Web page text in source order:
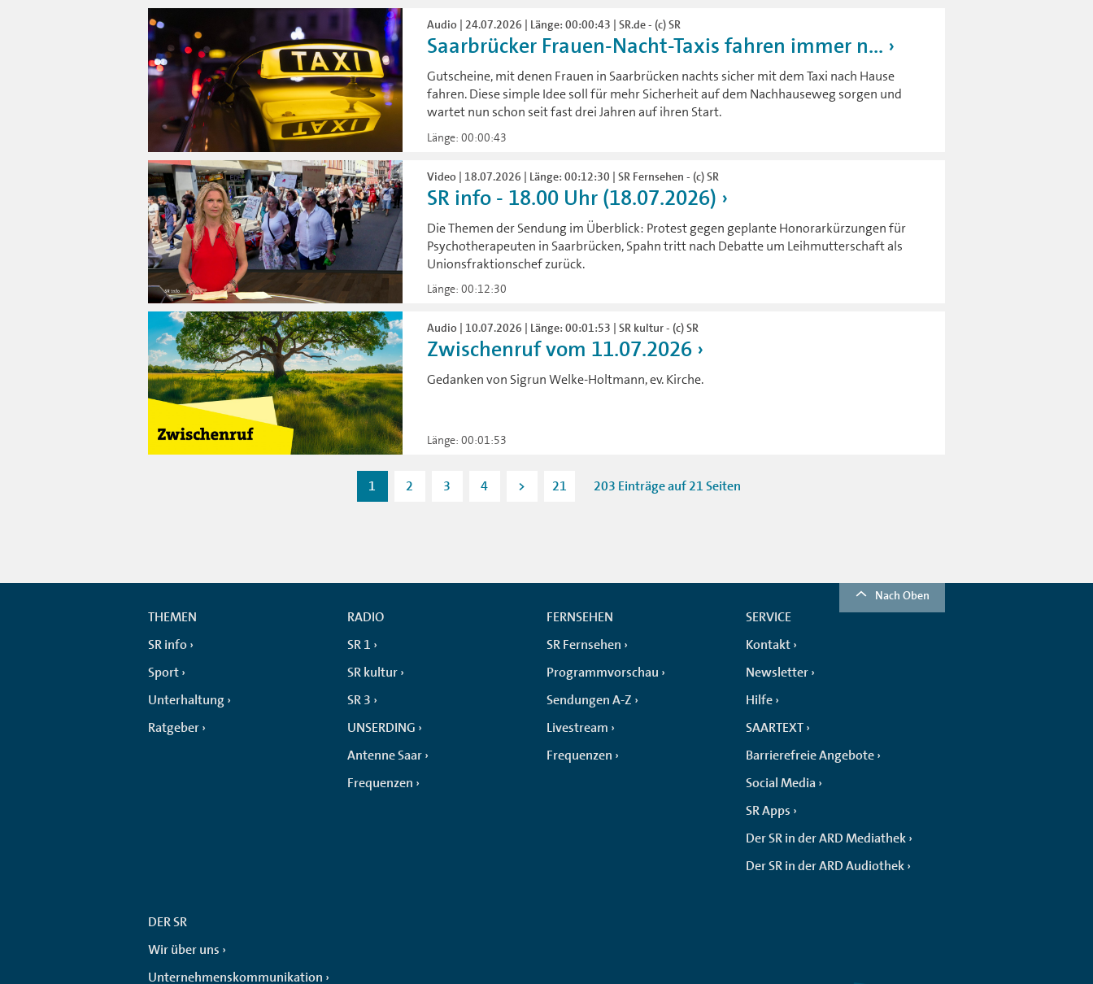
Audio | 24.07.2026 | Länge: 00:00:43 | SR.de - (c) SR
Saarbrücker Frauen-Nacht-Taxis fahren immer n...
Gutscheine, mit denen Frauen in Saarbrücken nachts sicher mit dem Taxi nach Hause
fahren. Diese simple Idee soll für mehr Sicherheit auf dem Nachhauseweg sorgen und
wartet nun schon seit fast drei Jahren auf ihren Start.
Länge: 00:00:43
Video | 18.07.2026 | Länge: 00:12:30 | SR Fernsehen - (c) SR
SR info - 18.00 Uhr (18.07.2026)
Die Themen der Sendung im Überblick: Protest gegen geplante Honorarkürzungen für
Psychotherapeuten in Saarbrücken, Spahn tritt nach Debatte um Leihmutterschaft als
Unionsfraktionschef zurück.
Länge: 00:12:30
Audio | 10.07.2026 | Länge: 00:01:53 | SR kultur - (c) SR
Zwischenruf vom 11.07.2026
Gedanken von Sigrun Welke-Holtmann, ev. Kirche.
Länge: 00:01:53
1 2 3 4 > 21 203 Einträge auf 21 Seiten
Nach Oben
THEMEN
SR info
Sport
Unterhaltung
Ratgeber
RADIO
SR 1
SR kultur
SR 3
UNSERDING
Antenne Saar
Frequenzen
FERNSEHEN
SR Fernsehen
Programmvorschau
Sendungen A-Z
Livestream
Frequenzen
SERVICE
Kontakt
Newsletter
Hilfe
SAARTEXT
Barrierefreie Angebote
Social Media
SR Apps
Der SR in der ARD Mediathek
Der SR in der ARD Audiothek
DER SR
Wir über uns
Unternehmenskommunikation